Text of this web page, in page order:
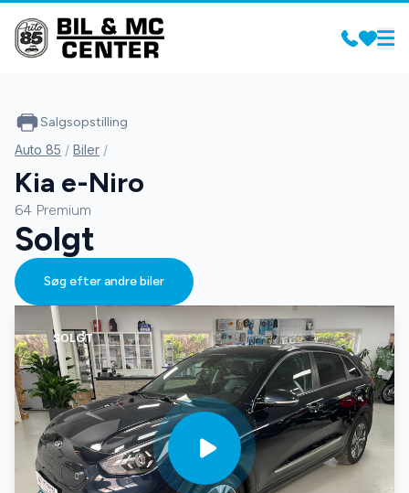
SOLGT
Salgsopstilling
Auto 85 / Biler /
Kia e-Niro
64 Premium
Solgt
Søg efter andre biler